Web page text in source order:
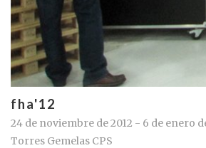
fha'12
24 de noviembre de 2012 - 6 de enero
Torres Gemelas CPS